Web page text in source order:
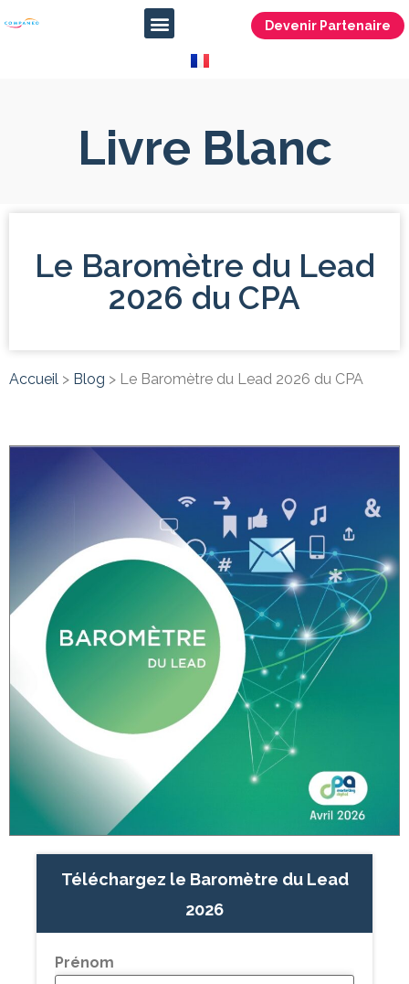
Devenir Partenaire
Livre Blanc
Le Baromètre du Lead
2026 du CPA
Accueil > Blog > Le Baromètre du Lead 2026 du CPA
Téléchargez le Baromètre du Lead
2026
Prénom